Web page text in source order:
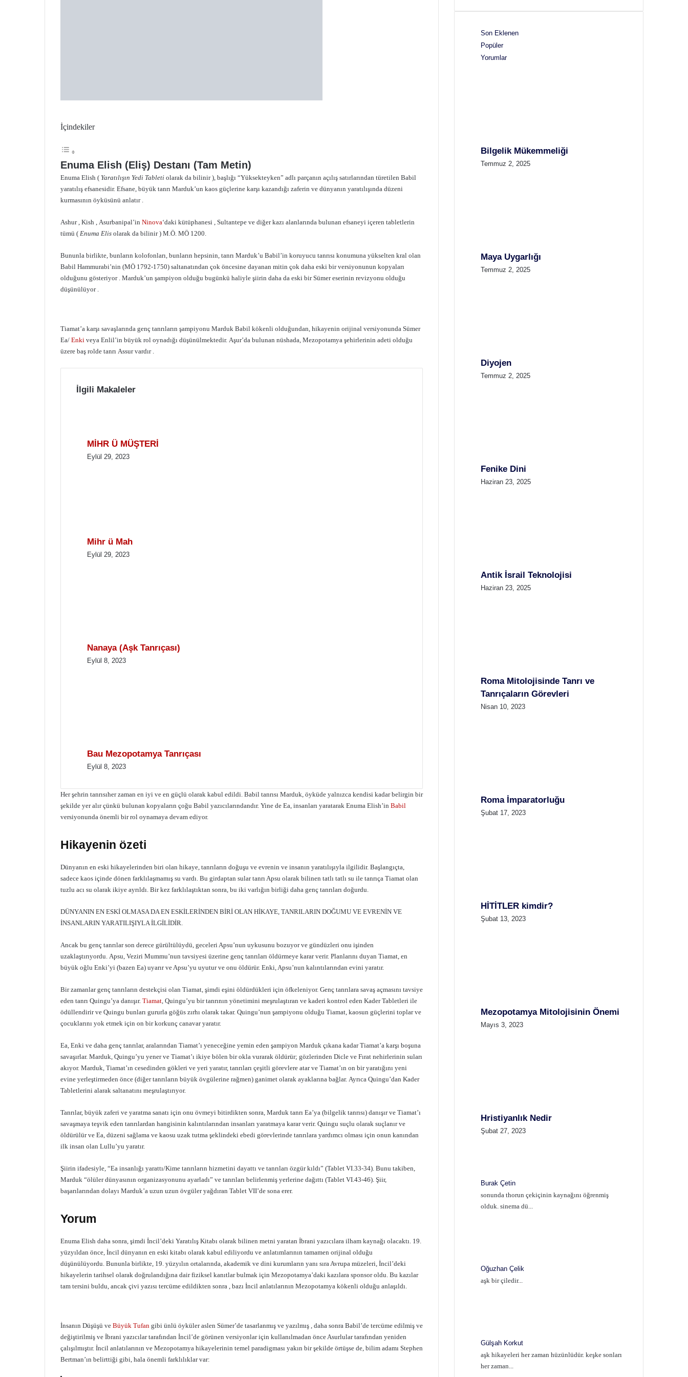
İçindekiler
Enuma Elish (Eliş) Destanı (Tam Metin)
Enuma Elish ( Yaratılışın Yedi Tableti olarak da bilinir ), başlığı “Yüksekteyken” adlı parçanın açılış satırlarından türetilen Babil
yaratılış efsanesidir. Efsane, büyük tanrı Marduk’un kaos güçlerine karşı kazandığı zaferin ve dünyanın yaratılışında düzeni
kurmasının öyküsünü anlatır .
Ashur , Kish , Asurbanipal’in Ninova‘daki kütüphanesi , Sultantepe ve diğer kazı alanlarında bulunan efsaneyi içeren tabletlerin
tümü ( Enuma Elis olarak da bilinir ) M.Ö. MÖ 1200.
Bununla birlikte, bunların kolofonları, bunların hepsinin, tanrı Marduk’u Babil’in koruyucu tanrısı konumuna yükselten kral olan
Babil Hammurabi’nin (MÖ 1792-1750) saltanatından çok öncesine dayanan mitin çok daha eski bir versiyonunun kopyaları
olduğunu gösteriyor . Marduk’un şampiyon olduğu bugünkü haliyle şiirin daha da eski bir Sümer eserinin revizyonu olduğu
düşünülüyor .
Tiamat’a karşı savaşlarında genç tanrıların şampiyonu Marduk Babil kökenli olduğundan, hikayenin orijinal versiyonunda Sümer
Ea/ Enki veya Enlil’in büyük rol oynadığı düşünülmektedir. Aşur’da bulunan nüshada, Mezopotamya şehirlerinin adeti olduğu
üzere baş rolde tanrı Assur vardır .
İlgili Makaleler
MİHR Ü MÜŞTERİ
Eylül 29, 2023
Mihr ü Mah
Eylül 29, 2023
Nanaya (Aşk Tanrıçası)
Eylül 8, 2023
Bau Mezopotamya Tanrıçası
Eylül 8, 2023
Her şehrin tanrısıher zaman en iyi ve en güçlü olarak kabul edildi. Babil tanrısı Marduk, öyküde yalnızca kendisi kadar belirgin bir
şekilde yer alır çünkü bulunan kopyaların çoğu Babil yazıcılarındandır. Yine de Ea, insanları yaratarak Enuma Elish’in Babil
versiyonunda önemli bir rol oynamaya devam ediyor.
Hikayenin özeti
Dünyanın en eski hikayelerinden biri olan hikaye, tanrıların doğuşu ve evrenin ve insanın yaratılışıyla ilgilidir. Başlangıçta,
sadece kaos içinde dönen farklılaşmamış su vardı. Bu girdaptan sular tanrı Apsu olarak bilinen tatlı tatlı su ile tanrıça Tiamat olan
tuzlu acı su olarak ikiye ayrıldı. Bir kez farklılaştıktan sonra, bu iki varlığın birliği daha genç tanrıları doğurdu.
DÜNYANIN EN ESKİ OLMASA DA EN ESKİLERİNDEN BİRİ OLAN HİKAYE, TANRILARIN DOĞUMU VE EVRENİN VE
İNSANLARIN YARATILIŞIYLA İLGİLİDİR.
Ancak bu genç tanrılar son derece gürültülüydü, geceleri Apsu’nun uykusunu bozuyor ve gündüzleri onu işinden
uzaklaştırıyordu. Apsu, Veziri Mummu’nun tavsiyesi üzerine genç tanrıları öldürmeye karar verir. Planlarını duyan Tiamat, en
büyük oğlu Enki’yi (bazen Ea) uyarır ve Apsu’yu uyutur ve onu öldürür. Enki, Apsu’nun kalıntılarından evini yaratır.
Bir zamanlar genç tanrıların destekçisi olan Tiamat, şimdi eşini öldürdükleri için öfkeleniyor. Genç tanrılara savaş açmasını tavsiye
eden tanrı Quingu’ya danışır. Tiamat, Quingu’yu bir tanrının yönetimini meşrulaştıran ve kaderi kontrol eden Kader Tabletleri ile
ödüllendirir ve Quingu bunları gururla göğüs zırhı olarak takar. Quingu’nun şampiyonu olduğu Tiamat, kaosun güçlerini toplar ve
çocuklarını yok etmek için on bir korkunç canavar yaratır.
Ea, Enki ve daha genç tanrılar, aralarından Tiamat’ı yeneceğine yemin eden şampiyon Marduk çıkana kadar Tiamat’a karşı boşuna
savaşırlar. Marduk, Quingu’yu yener ve Tiamat’ı ikiye bölen bir okla vurarak öldürür; gözlerinden Dicle ve Fırat nehirlerinin suları
akıyor. Marduk, Tiamat’ın cesedinden gökleri ve yeri yaratır, tanrıları çeşitli görevlere atar ve Tiamat’ın on bir yaratığını yeni
evine yerleştirmeden önce (diğer tanrıların büyük övgülerine rağmen) ganimet olarak ayaklarına bağlar. Ayrıca Quingu’dan Kader
Tabletlerini alarak saltanatını meşrulaştırıyor.
Tanrılar, büyük zaferi ve yaratma sanatı için onu övmeyi bitirdikten sonra, Marduk tanrı Ea’ya (bilgelik tanrısı) danışır ve Tiamat’ı
savaşmaya teşvik eden tanrılardan hangisinin kalıntılarından insanları yaratmaya karar verir. Quingu suçlu olarak suçlanır ve
öldürülür ve Ea, düzeni sağlama ve kaosu uzak tutma şeklindeki ebedi görevlerinde tanrılara yardımcı olması için onun kanından
ilk insan olan Lullu’yu yaratır.
Şiirin ifadesiyle, “Ea insanlığı yarattı/Kime tanrıların hizmetini dayattı ve tanrıları özgür kıldı” (Tablet VI.33-34). Bunu takiben,
Marduk “ölüler dünyasının organizasyonunu ayarladı” ve tanrıları belirlenmiş yerlerine dağıttı (Tablet VI.43-46). Şiir,
başarılarından dolayı Marduk’a uzun uzun övgüler yağdıran Tablet VII’de sona erer.
Yorum
Enuma Elish daha sonra, şimdi İncil’deki Yaratılış Kitabı olarak bilinen metni yaratan İbrani yazıcılara ilham kaynağı olacaktı. 19.
yüzyıldan önce, İncil dünyanın en eski kitabı olarak kabul ediliyordu ve anlatımlarının tamamen orijinal olduğu
düşünülüyordu. Bununla birlikte, 19. yüzyılın ortalarında, akademik ve dini kurumların yanı sıra Avrupa müzeleri, İncil’deki
hikayelerin tarihsel olarak doğrulandığına dair fiziksel kanıtlar bulmak için Mezopotamya’daki kazılara sponsor oldu. Bu kazılar
tam tersini buldu, ancak çivi yazısı tercüme edildikten sonra , bazı İncil anlatılarının Mezopotamya kökenli olduğu anlaşıldı.
İnsanın Düşüşü ve Büyük Tufan gibi ünlü öyküler aslen Sümer’de tasarlanmış ve yazılmış , daha sonra Babil’de tercüme edilmiş ve
değiştirilmiş ve İbrani yazıcılar tarafından İncil’de görünen versiyonlar için kullanılmadan önce Asurlular tarafından yeniden
çalışılmıştır. İncil anlatılarının ve Mezopotamya hikayelerinin temel paradigması yakın bir şekilde örtüşse de, bilim adamı Stephen
Bertman’ın belirttiği gibi, hala önemli farklılıklar var:
Son Eklenen
Popüler
Yorumlar
Bilgelik Mükemmeliği
Temmuz 2, 2025
Maya Uygarlığı
Temmuz 2, 2025
Diyojen
Temmuz 2, 2025
Fenike Dini
Haziran 23, 2025
Antik İsrail Teknolojisi
Haziran 23, 2025
Roma Mitolojisinde Tanrı ve
Tanrıçaların Görevleri
Nisan 10, 2023
Roma İmparatorluğu
Şubat 17, 2023
HİTİTLER kimdir?
Şubat 13, 2023
Mezopotamya Mitolojisinin Önemi
Mayıs 3, 2023
Hristiyanlık Nedir
Şubat 27, 2023
Burak Çetin
sonunda thorun çekiçinin kaynağını öğrenmiş
olduk. sinema dü...
Oğuzhan Çelik
aşk bir çiledir...
Gülşah Korkut
aşk hikayeleri her zaman hüzünlüdür. keşke sonları
her zaman...